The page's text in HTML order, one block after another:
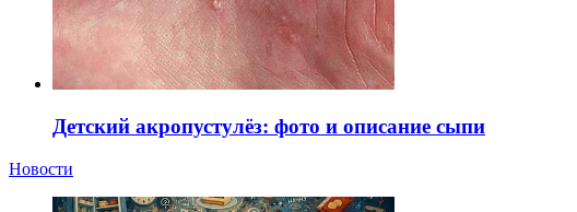
Детский акропустулёз: фото и описание сыпи
Новости